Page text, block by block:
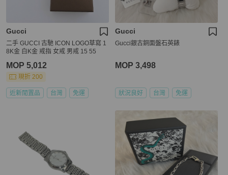
Gucci
二手 GUCCI 古馳 ICON LOGO草寫 1
8K金 白K金 戒指 女戒 男戒 15 55
MOP 5,012
現折 200
近新閒置品 台灣 免運
Gucci
Gucci銀古銅面盤石英錶
MOP 3,498
狀況良好 台灣 免運